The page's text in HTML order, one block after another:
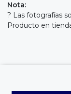
Nota:
? Las fotografías
Producto en